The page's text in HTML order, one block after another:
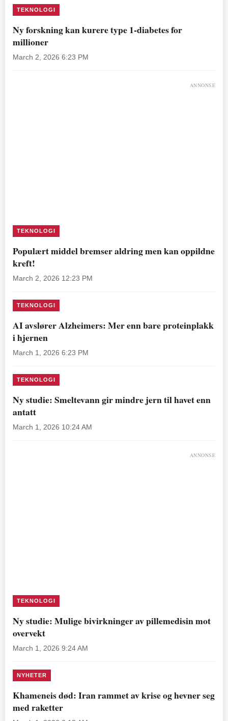
TEKNOLOGI
Ny forskning kan kurere type 1-diabetes for
millioner
March 2, 2026 6:23 PM
ANNONSE
TEKNOLOGI
Populært middel bremser aldring men kan oppildne
kreft!
March 2, 2026 12:23 PM
TEKNOLOGI
AI avslører Alzheimers: Mer enn bare proteinplakk
i hjernen
March 1, 2026 6:23 PM
TEKNOLOGI
Ny studie: Smeltevann gir mindre jern til havet enn
antatt
March 1, 2026 10:24 AM
ANNONSE
TEKNOLOGI
Ny studie: Mulige bivirkninger av pillemedisin mot
overvekt
March 1, 2026 9:24 AM
NYHETER
Khameneis død: Iran rammet av krise og hevner seg
med raketter